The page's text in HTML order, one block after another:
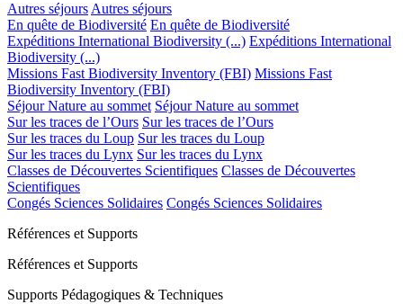
Autres séjoursAutres séjours
En quête de Biodiversité En quête de Biodiversité
Expéditions International Biodiversity (...) Expéditions International
Biodiversity (...)
Missions Fast Biodiversity Inventory (FBI) Missions Fast
Biodiversity Inventory (FBI)
Séjour Nature au sommet Séjour Nature au sommet
Sur les traces de l’Ours Sur les traces de l’Ours
Sur les traces du Loup Sur les traces du Loup
Sur les traces du Lynx Sur les traces du Lynx
Classes de Découvertes Scientifiques Classes de Découvertes
Scientifiques
Congés Sciences Solidaires Congés Sciences Solidaires
Références et Supports
Références et Supports
Supports Pédagogiques & Techniques